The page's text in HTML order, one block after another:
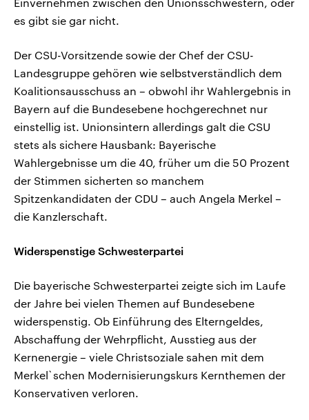
Einvernehmen zwischen den Unionsschwestern, oder
es gibt sie gar nicht.
Der CSU-Vorsitzende sowie der Chef der CSU-
Landesgruppe gehören wie selbstverständlich dem
Koalitionsausschuss an – obwohl ihr Wahlergebnis in
Bayern auf die Bundesebene hochgerechnet nur
einstellig ist. Unionsintern allerdings galt die CSU
stets als sichere Hausbank: Bayerische
Wahlergebnisse um die 40, früher um die 50 Prozent
der Stimmen sicherten so manchem
Spitzenkandidaten der CDU – auch Angela Merkel –
die Kanzlerschaft.
Widerspenstige Schwesterpartei
Die bayerische Schwesterpartei zeigte sich im Laufe
der Jahre bei vielen Themen auf Bundesebene
widerspenstig. Ob Einführung des Elterngeldes,
Abschaffung der Wehrpflicht, Ausstieg aus der
Kernenergie – viele Christsoziale sahen mit dem
Merkel`schen Modernisierungskurs Kernthemen der
Konservativen verloren.